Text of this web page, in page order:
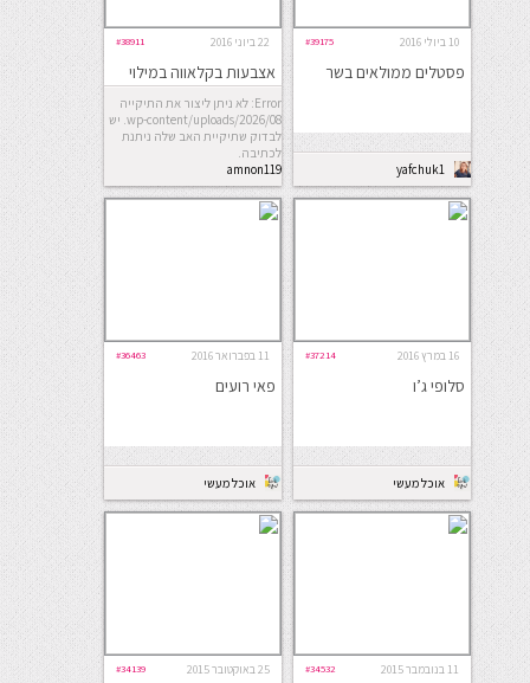
10 ביולי 2016 #39175
פסטלים ממולאים בשר
yafchuk1
22 ביוני 2016 #38911
אצבעות בקלאווה במילוי
בשר עגל
Error: לא ניתן ליצור את התיקייה
wp-content/uploads/2026/08. יש
לבדוק שתיקיית האב שלה ניתנת
לכתיבה.
amnon119
16 במרץ 2016 #37214
סלופי ג’ו
אוכל מעשי
11 בפברואר 2016 #36463
פאי רועים
אוכל מעשי
11 בנובמבר 2015 #34532 25 באוקטובר 2015 #34139